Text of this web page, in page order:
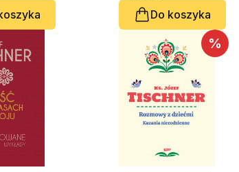
Do koszyka
%